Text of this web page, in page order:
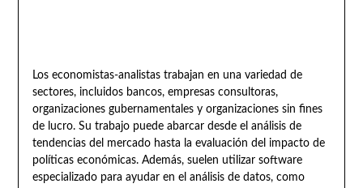
Los economistas-analistas trabajan en una variedad de
sectores, incluidos bancos, empresas consultoras,
organizaciones gubernamentales y organizaciones sin fines
de lucro. Su trabajo puede abarcar desde el análisis de
tendencias del mercado hasta la evaluación del impacto de
políticas económicas. Además, suelen utilizar software
especializado para ayudar en el análisis de datos, como